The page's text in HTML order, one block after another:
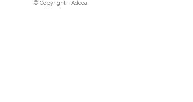
© Copyright - Adeca